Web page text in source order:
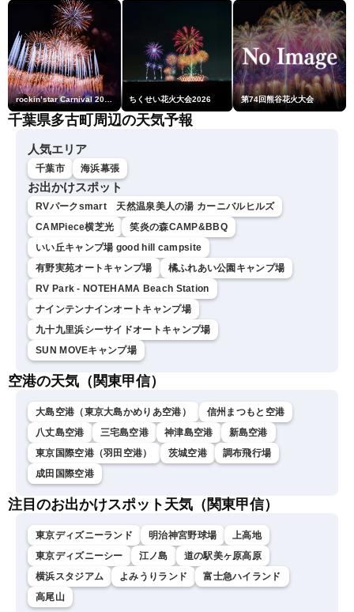
ちくせい花火大会2026 第74回熊谷花火大会
千葉県多古町周辺の天気予報
人気エリア
千葉市 海浜幕張
お出かけスポット
RVパークsmart 天然温泉美人の湯 カーニバルヒルズ
CAMPiece横芝光
笑炎の森CAMP&BBQ
いい丘キャンプ場 good hill campsite
有野実苑オートキャンプ場
橘ふれあい公園キャンプ場
RV Park - NOTEHAMA Beach Station
ナインテンナインオートキャンプ場
九十九里浜シーサイドオートキャンプ場
SUN MOVEキャンプ場
空港の天気（関東甲信）
大島空港（東京大島かめりあ空港）
信州まつもと空港
八丈島空港
三宅島空港 神津島空港
新島空港
東京国際空港（羽田空港）
茨城空港
調布飛行場
成田国際空港
注目のお出かけスポット天気（関東甲信）
東京ディズニーランド 明治神宮野球場
上高地
東京ディズニーシー
江ノ島
道の駅美ヶ原高原
横浜スタジアム
よみうりランド
富士急ハイランド
高尾山